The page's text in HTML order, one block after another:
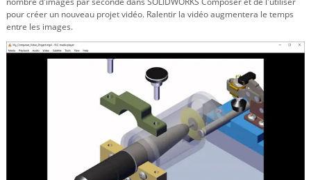
pour créer un nouveau projet vidéo. Ralentir la vidéo augmentera le temps
entre les images.